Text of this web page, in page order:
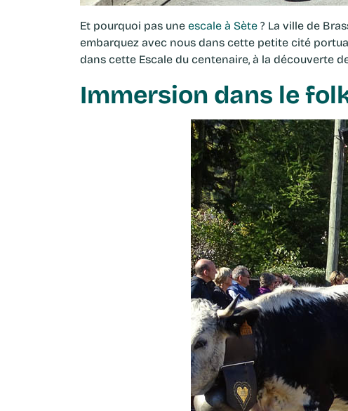
Et pourquoi pas uneescale à Sète? La ville de
embarquez avec nous dans cette petite cité
dans cette Escale du centenaire, à la découverte
Immersion dans le